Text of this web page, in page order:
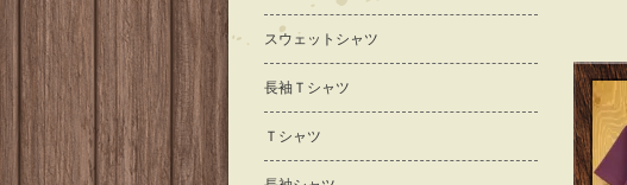
スウェットシャツ
長袖Ｔシャツ
Ｔシャツ